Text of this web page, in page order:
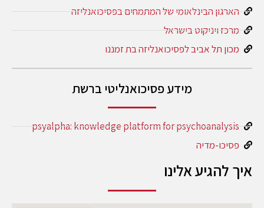
הארגון הבינלאומי של המתמחים בפסיכואנליזה
מרכז ויניקוט בישראל
מכון תל אביב לפסיכואנליזה בת זמננו
מידע פסיכואנליטי ברשת
psyalpha: knowledge platform for psychoanalysis
פסיכו-מדיה
איך להגיע אלינו